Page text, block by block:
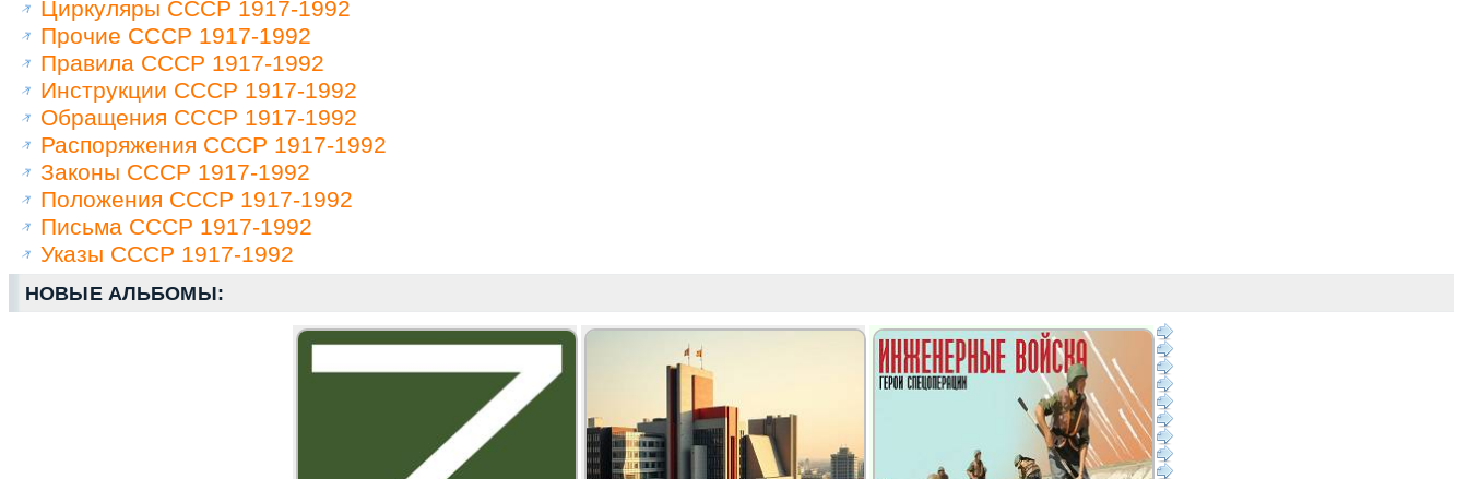
Циркуляры СССР 1917-1992
Прочие СССР 1917-1992
Правила СССР 1917-1992
Инструкции СССР 1917-1992
Обращения СССР 1917-1992
Распоряжения СССР 1917-1992
Законы СССР 1917-1992
Положения СССР 1917-1992
Письма СССР 1917-1992
Указы СССР 1917-1992
НОВЫЕ АЛЬБОМЫ: